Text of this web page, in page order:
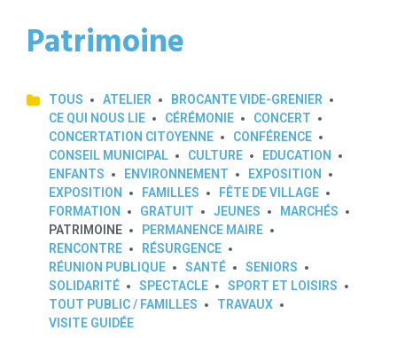
Patrimoine
TOUS ATELIER
BROCANTE VIDE-GRENIER
CE QUI NOUS LIE
CÉRÉMONIE
CONCERT
CONCERTATION CITOYENNE
CONFÉRENCE
CONSEIL MUNICIPAL
CULTURE
EDUCATION
ENFANTS
ENVIRONNEMENT
EXPOSITION
EXPOSITION
FAMILLES
FÊTE DE VILLAGE
FORMATION
GRATUIT JEUNES
MARCHÉS
PATRIMOINE
PERMANENCE MAIRE
RENCONTRE
RÉSURGENCE
RÉUNION PUBLIQUE
SANTÉ
SENIORS
SOLIDARITÉ
SPECTACLE
SPORT ET LOISIRS
TOUT PUBLIC / FAMILLES
TRAVAUX
VISITE GUIDÉE